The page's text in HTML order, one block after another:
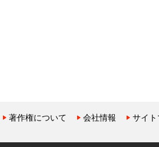
著作権について 会社情報 サイ